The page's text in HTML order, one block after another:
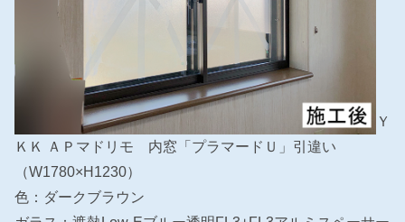
Ｙ
ＫＫ ＡＰマドリモ 内窓「プラマードＵ」引違い
（W1780×H1230）
色：ダークブラウン